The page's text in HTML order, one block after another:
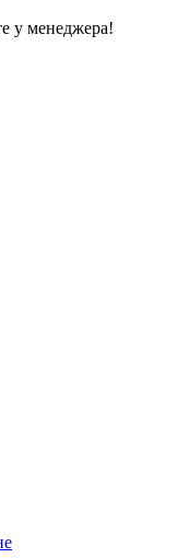
у менеджера!